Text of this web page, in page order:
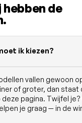
hebben de
ik kiezen?
vallen gewoon
of groter, dan staat
pagina. Twijfel je?
je graag — in de